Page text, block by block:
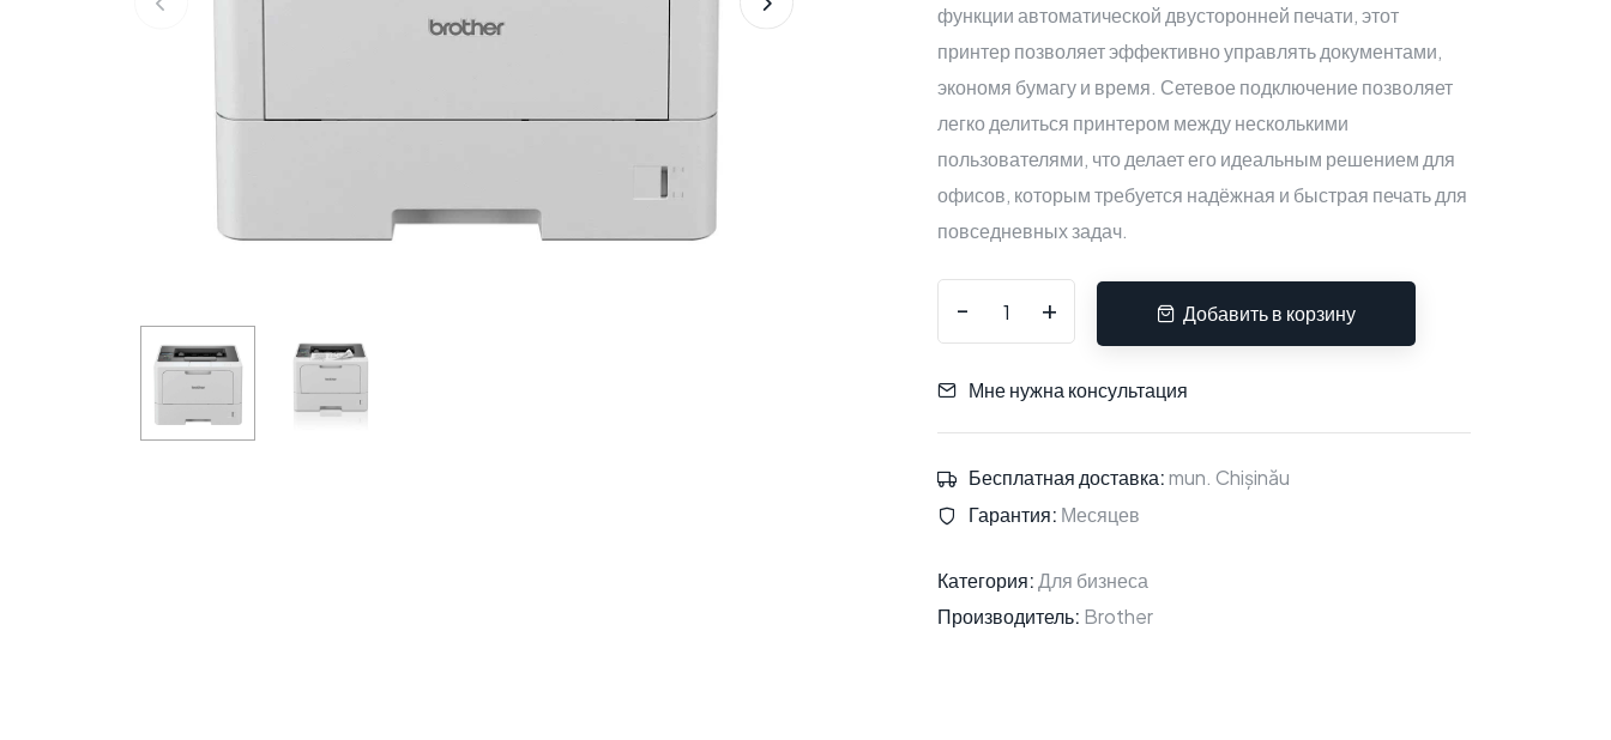
функции автоматической двусторонней печати, этот
принтер позволяет эффективно управлять документами,
экономя бумагу и время. Сетевое подключение позволяет
легко делиться принтером между несколькими
пользователями, что делает его идеальным решением для
офисов, которым требуется надёжная и быстрая печать для
повседневных задач.
- + Добавить в корзину
Мне нужна консультация
Бесплатная доставка:mun. Chișinău
Гарантия: Месяцев
Категория:Для бизнеса
Производитель: Brother